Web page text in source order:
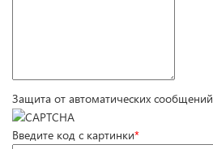
Защита от автоматических сообщений
Введите код с картинки*